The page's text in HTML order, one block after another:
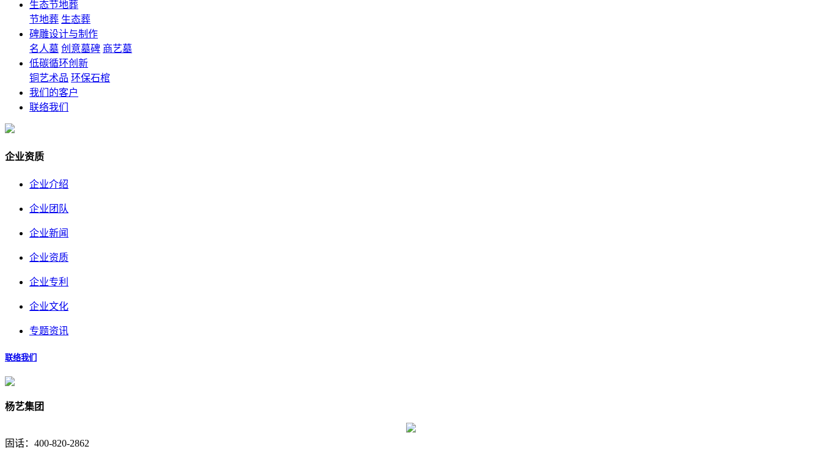
生态节地葬
节地葬 生态葬
碑雕设计与制作
名人墓 创意墓碑 商艺墓
低碳循环创新
铜艺术品 环保石棺
我们的客户
联络我们
企业资质
企业介绍
企业团队
企业新闻
企业资质
企业专利
企业文化
专题资讯
联络我们
杨艺集团
固话：400-820-2862